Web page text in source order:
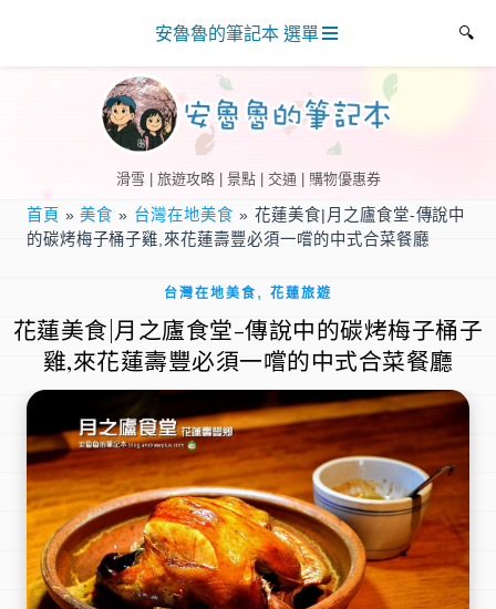
滑雪 | 旅遊攻略 | 景點 | 交通 | 購物優惠券
安魯魯的筆記本 選單
首頁 »美食 » 台灣在地美食 » 花蓮美食|月之廬食堂-傳說中
的碳烤梅子桶子雞,來花蓮壽豐必須一嚐的中式合菜餐廳
台灣在地美食 , 花蓮旅遊
花蓮美食|月之廬食堂-傳說中的碳烤梅子桶子
雞,來花蓮壽豐必須一嚐的中式合菜餐廳